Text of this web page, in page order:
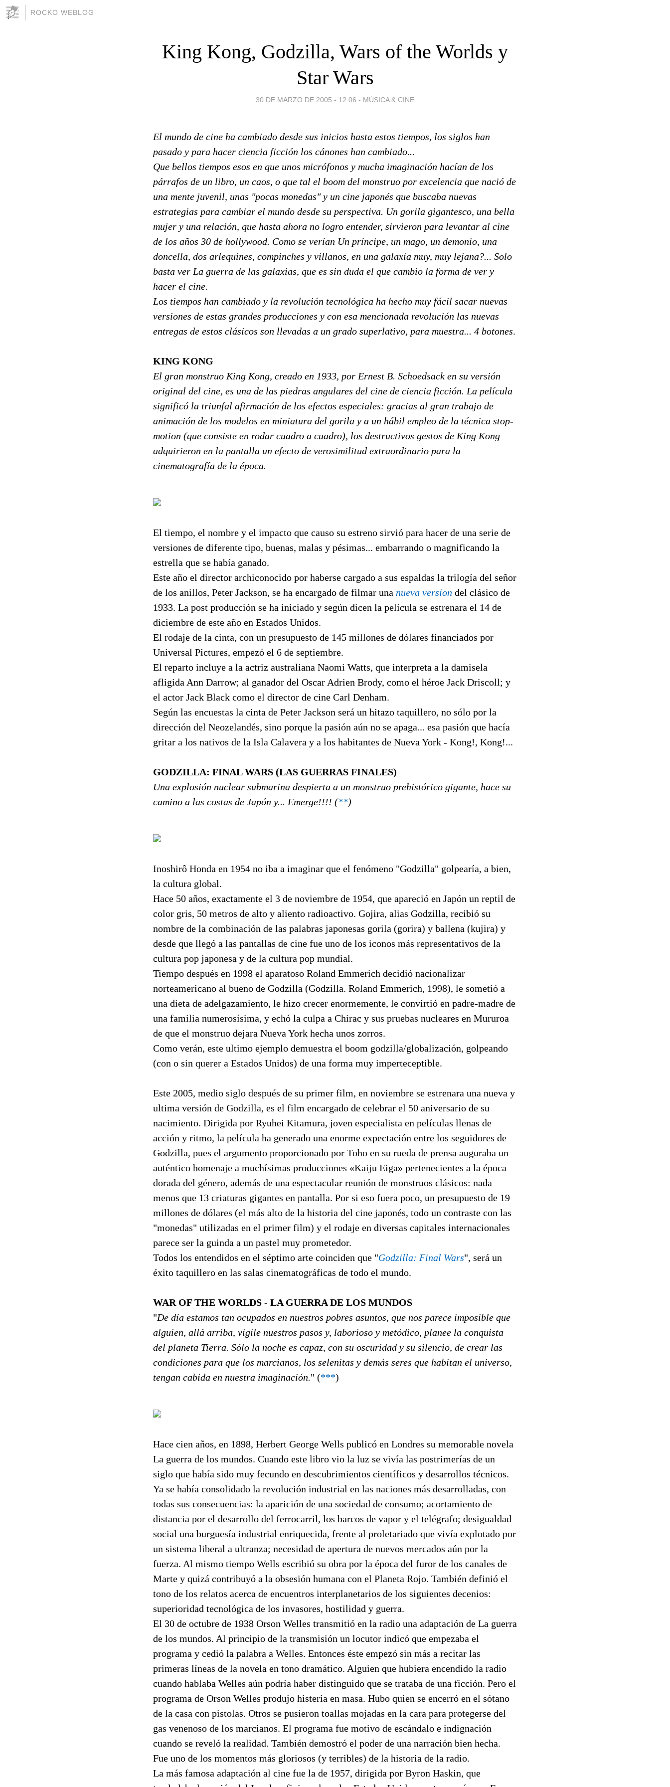
ROCKO WEBLOG
King Kong, Godzilla, Wars of the Worlds y
Star Wars
30 DE MARZO DE 2005 - 12:06 - MÚSICA & CINE
El mundo de cine ha cambiado desde sus inicios hasta estos tiempos, los siglos han
pasado y para hacer ciencia ficción los cánones han cambiado...
Que bellos tiempos esos en que unos micrófonos y mucha imaginación hacían de los
párrafos de un libro, un caos, o que tal el boom del monstruo por excelencia que nació de
una mente juvenil, unas "pocas monedas" y un cine japonés que buscaba nuevas
estrategias para cambiar el mundo desde su perspectiva. Un gorila gigantesco, una bella
mujer y una relación, que hasta ahora no logro entender, sirvieron para levantar al cine
de los años 30 de hollywood. Como se verían Un príncipe, un mago, un demonio, una
doncella, dos arlequines, compinches y villanos, en una galaxia muy, muy lejana?... Solo
basta ver La guerra de las galaxias, que es sin duda el que cambio la forma de ver y
hacer el cine.
Los tiempos han cambiado y la revolución tecnológica ha hecho muy fácil sacar nuevas
versiones de estas grandes producciones y con esa mencionada revolución las nuevas
entregas de estos clásicos son llevadas a un grado superlativo, para muestra... 4 botones.
KING KONG
El gran monstruo King Kong, creado en 1933, por Ernest B. Schoedsack en su versión
original del cine, es una de las piedras angulares del cine de ciencia ficción. La película
significó la triunfal afirmación de los efectos especiales: gracias al gran trabajo de
animación de los modelos en miniatura del gorila y a un hábil empleo de la técnica stop-
motion (que consiste en rodar cuadro a cuadro), los destructivos gestos de King Kong
adquirieron en la pantalla un efecto de verosimilitud extraordinario para la
cinematografía de la época.
El tiempo, el nombre y el impacto que causo su estreno sirvió para hacer de una serie de
versiones de diferente tipo, buenas, malas y pésimas... embarrando o magnificando la
estrella que se había ganado.
Este año el director archiconocido por haberse cargado a sus espaldas la trilogía del señor
de los anillos, Peter Jackson, se ha encargado de filmar una nueva version del clásico de
1933. La post producción se ha iniciado y según dicen la película se estrenara el 14 de
diciembre de este año en Estados Unidos.
El rodaje de la cinta, con un presupuesto de 145 millones de dólares financiados por
Universal Pictures, empezó el 6 de septiembre.
El reparto incluye a la actriz australiana Naomi Watts, que interpreta a la damisela
afligida Ann Darrow; al ganador del Oscar Adrien Brody, como el héroe Jack Driscoll; y
el actor Jack Black como el director de cine Carl Denham.
Según las encuestas la cinta de Peter Jackson será un hitazo taquillero, no sólo por la
dirección del Neozelandés, sino porque la pasión aún no se apaga... esa pasión que hacía
gritar a los nativos de la Isla Calavera y a los habitantes de Nueva York - Kong!, Kong!...
GODZILLA: FINAL WARS (LAS GUERRAS FINALES)
Una explosión nuclear submarina despierta a un monstruo prehistórico gigante, hace su
camino a las costas de Japón y... Emerge!!!! (**)
Inoshirô Honda en 1954 no iba a imaginar que el fenómeno "Godzilla" golpearía, a bien,
la cultura global.
Hace 50 años, exactamente el 3 de noviembre de 1954, que apareció en Japón un reptil de
color gris, 50 metros de alto y aliento radioactivo. Gojira, alias Godzilla, recibió su
nombre de la combinación de las palabras japonesas gorila (gorira) y ballena (kujira) y
desde que llegó a las pantallas de cine fue uno de los iconos más representativos de la
cultura pop japonesa y de la cultura pop mundial.
Tiempo después en 1998 el aparatoso Roland Emmerich decidió nacionalizar
norteamericano al bueno de Godzilla (Godzilla. Roland Emmerich, 1998), le sometió a
una dieta de adelgazamiento, le hizo crecer enormemente, le convirtió en padre-madre de
una familia numerosísima, y echó la culpa a Chirac y sus pruebas nucleares en Mururoa
de que el monstruo dejara Nueva York hecha unos zorros.
Como verán, este ultimo ejemplo demuestra el boom godzilla/globalización, golpeando
(con o sin querer a Estados Unidos) de una forma muy imperteceptible.
Este 2005, medio siglo después de su primer film, en noviembre se estrenara una nueva y
ultima versión de Godzilla, es el film encargado de celebrar el 50 aniversario de su
nacimiento. Dirigida por Ryuhei Kitamura, joven especialista en películas llenas de
acción y ritmo, la película ha generado una enorme expectación entre los seguidores de
Godzilla, pues el argumento proporcionado por Toho en su rueda de prensa auguraba un
auténtico homenaje a muchísimas producciones «Kaiju Eiga» pertenecientes a la época
dorada del género, además de una espectacular reunión de monstruos clásicos: nada
menos que 13 criaturas gigantes en pantalla. Por si eso fuera poco, un presupuesto de 19
millones de dólares (el más alto de la historia del cine japonés, todo un contraste con las
"monedas" utilizadas en el primer film) y el rodaje en diversas capitales internacionales
parece ser la guinda a un pastel muy prometedor.
Todos los entendidos en el séptimo arte coinciden que "Godzilla: Final Wars", será un
éxito taquillero en las salas cinematográficas de todo el mundo.
WAR OF THE WORLDS - LA GUERRA DE LOS MUNDOS
"De día estamos tan ocupados en nuestros pobres asuntos, que nos parece imposible que
alguien, allá arriba, vigile nuestros pasos y, laborioso y metódico, planee la conquista
del planeta Tierra. Sólo la noche es capaz, con su oscuridad y su silencio, de crear las
condiciones para que los marcianos, los selenitas y demás seres que habitan el universo,
tengan cabida en nuestra imaginación." (***)
Hace cien años, en 1898, Herbert George Wells publicó en Londres su memorable novela
La guerra de los mundos. Cuando este libro vio la luz se vivía las postrimerías de un
siglo que había sido muy fecundo en descubrimientos científicos y desarrollos técnicos.
Ya se había consolidado la revolución industrial en las naciones más desarrolladas, con
todas sus consecuencias: la aparición de una sociedad de consumo; acortamiento de
distancia por el desarrollo del ferrocarril, los barcos de vapor y el telégrafo; desigualdad
social una burguesía industrial enriquecida, frente al proletariado que vivía explotado por
un sistema liberal a ultranza; necesidad de apertura de nuevos mercados aún por la
fuerza. Al mismo tiempo Wells escribió su obra por la época del furor de los canales de
Marte y quizá contribuyó a la obsesión humana con el Planeta Rojo. También definió el
tono de los relatos acerca de encuentros interplanetarios de los siguientes decenios:
superioridad tecnológica de los invasores, hostilidad y guerra.
El 30 de octubre de 1938 Orson Welles transmitió en la radio una adaptación de La guerra
de los mundos. Al principio de la transmisión un locutor indicó que empezaba el
programa y cedió la palabra a Welles. Entonces éste empezó sin más a recitar las
primeras líneas de la novela en tono dramático. Alguien que hubiera encendido la radio
cuando hablaba Welles aún podría haber distinguido que se trataba de una ficción. Pero el
programa de Orson Welles produjo histeria en masa. Hubo quien se encerró en el sótano
de la casa con pistolas. Otros se pusieron toallas mojadas en la cara para protegerse del
gas venenoso de los marcianos. El programa fue motivo de escándalo e indignación
cuando se reveló la realidad. También demostró el poder de una narración bien hecha.
Fue uno de los momentos más gloriosos (y terribles) de la historia de la radio.
La más famosa adaptación al cine fue la de 1957, dirigida por Byron Haskin, que